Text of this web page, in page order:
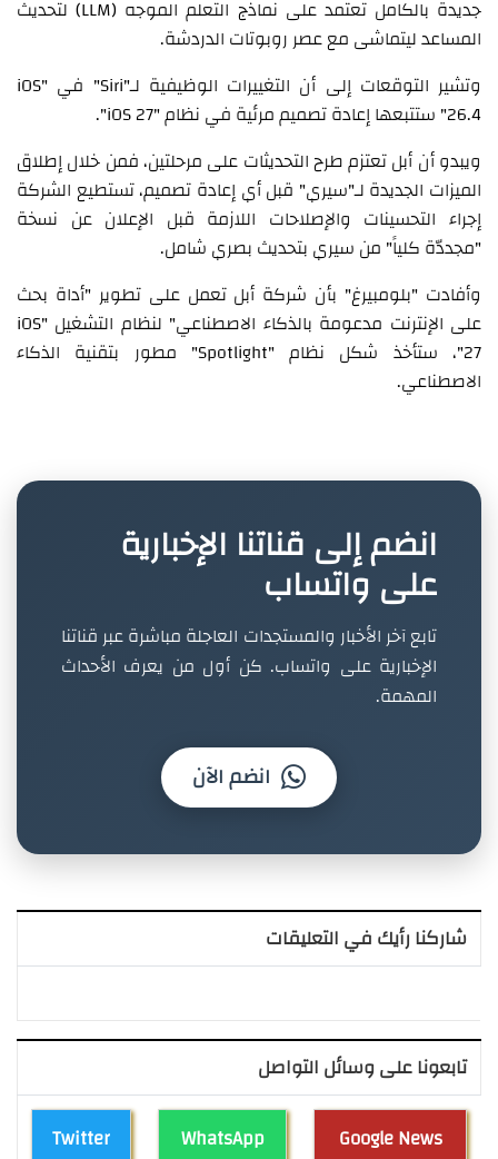
جديدة بالكامل تعتمد على نماذج التعلم الموجه (LLM) لتحديث
المساعد ليتماشى مع عصر روبوتات الدردشة.
وتشير التوقعات إلى أن التغييرات الوظيفية لـ"Siri" في "iOS
26.4" ستتبعها إعادة تصميم مرئية في نظام "iOS 27".
ويبدو أن أبل تعتزم طرح التحديثات على مرحلتين، فمن خلال إطلاق
الميزات الجديدة لـ"سيري" قبل أي إعادة تصميم، تستطيع الشركة
إجراء التحسينات والإصلاحات اللازمة قبل الإعلان عن نسخة
"مجددّة كلياً" من سيري بتحديث بصري شامل.
وأفادت "بلومبيرغ" بأن شركة أبل تعمل على تطوير "أداة بحث
على الإنترنت مدعومة بالذكاء الاصطناعي" لنظام التشغيل "iOS
27"، ستأخذ شكل نظام "Spotlight" مطور بتقنية الذكاء
الاصطناعي.
انضم إلى قناتنا الإخبارية
على واتساب
تابع آخر الأخبار والمستجدات العاجلة مباشرة عبر قناتنا
الإخبارية على واتساب. كن أول من يعرف الأحداث
المهمة.
انضم الآن
شاركنا رأيك في التعليقات
تابعونا على وسائل التواصل
Twitter WhatsApp Google News